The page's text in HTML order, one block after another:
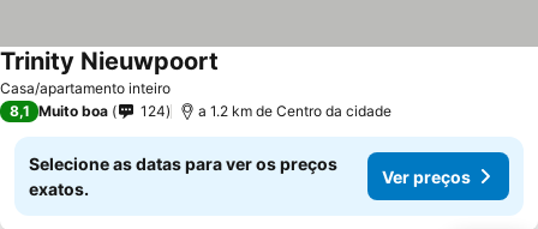
Casa/apartamento inteiro
Trinity Nieuwpoort
8,1 Muito boa 124 a 1.2 km de Centro da cidade
Selecione as datas para ver os preços
exatos.
Ver preços